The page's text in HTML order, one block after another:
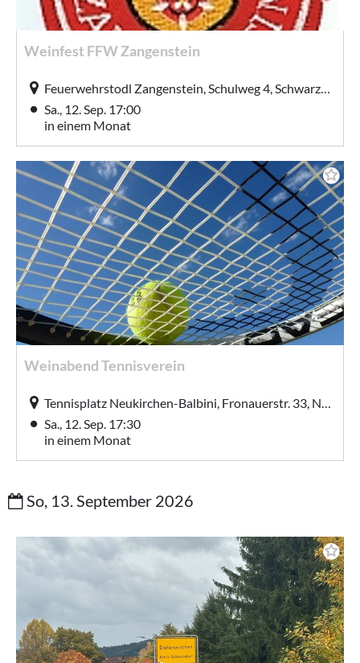
Weinfest FFW Zangenstein
Feuerwehrstodl Zangenstein, Schulweg 4, Schwarzhofen (Zangenstein)
Sa., 12. Sep. 17:00
in einem Monat
Weinabend Tennisverein
Tennisplatz Neukirchen-Balbini, Fronauerstr. 33, Neukirchen-Balbini
Sa., 12. Sep. 17:30
in einem Monat
So, 13. September 2026